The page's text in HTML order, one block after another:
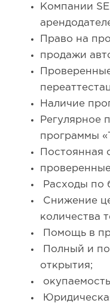
Компании
Право на
продажи
Наличие
Регулярное
программы
Постоянная
Расходы по
Снижение
количества
Помощь в
Полный и
открытия;